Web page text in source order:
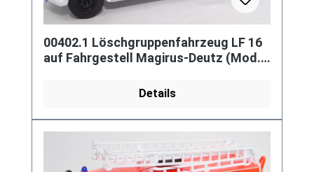
00402.1 Löschgruppenfahrzeug LF 16
auf Fahrgestell Magirus-Deutz (Mod.
Details